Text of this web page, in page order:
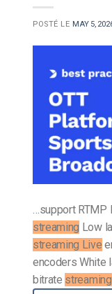
POSTÉ LE MAY 5,
…support RTMP
streaming Low
streaming Live
encoders White
bitrate streaming